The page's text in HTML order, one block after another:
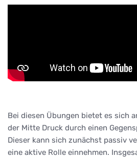
Bei diesen Übungen bietet es sich
der Mitte Druck durch einen
Dieser kann sich zunächst passiv
eine aktive Rolle einnehmen.